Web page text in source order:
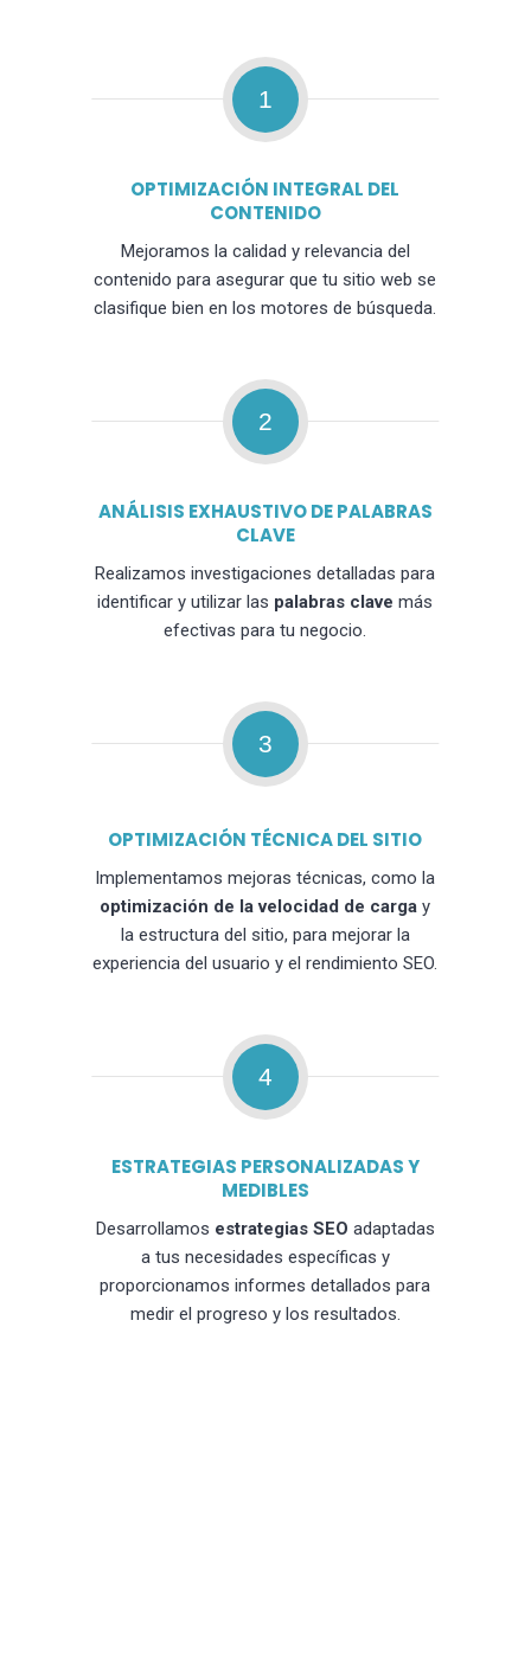
1
OPTIMIZACIÓN INTEGRAL DEL
CONTENIDO
Mejoramos la calidad y relevancia del
contenido para asegurar que tu sitio web se
clasifique bien en los motores de búsqueda.
2
ANÁLISIS EXHAUSTIVO DE PALABRAS
CLAVE
Realizamos investigaciones detalladas para
identificar y utilizar las palabras clave más
efectivas para tu negocio.
3
OPTIMIZACIÓN TÉCNICA DEL SITIO
Implementamos mejoras técnicas, como la
optimización de la velocidad de carga y
la estructura del sitio, para mejorar la
experiencia del usuario y el rendimiento SEO.
4
ESTRATEGIAS PERSONALIZADAS Y
MEDIBLES
Desarrollamos estrategias SEO adaptadas
a tus necesidades específicas y
proporcionamos informes detallados para
medir el progreso y los resultados.